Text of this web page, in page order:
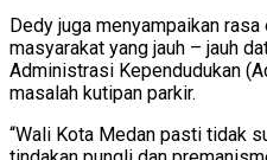
Dedy juga menyampaikan
masyarakat yang jauh – jauh
Administrasi Kependudukan
masalah kutipan parkir.
“Wali Kota Medan pasti tidak